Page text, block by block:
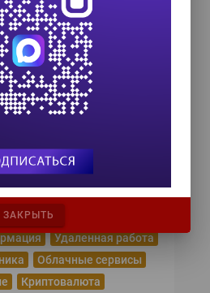
2026
2026
Удаленная работа
Облачные сервисы
Криптовалюта
ЗАКРЫТЬ